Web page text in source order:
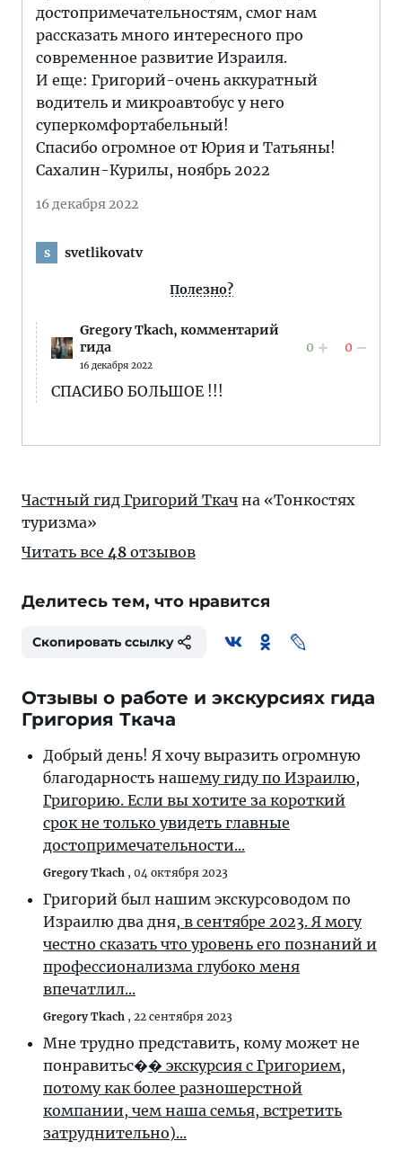
достопримечательностям, смог нам
рассказать много интересного про
современное развитие Израиля.
И еще: Григорий-очень аккуратный
водитель и микроавтобус у него
суперкомфортабельный!
Спасибо огромное от Юрия и Татьяны!
Сахалин-Курилы, ноябрь 2022
16 декабря 2022
s svetlikovatv
Полезно?
Gregory Tkach, комментарий
гида
16 декабря 2022
0 0
СПАСИБО БОЛЬШОЕ !!!
Частный гид Григорий Ткач на «Тонкостях
туризма»
Читать все 48 отзывов
Делитесь тем, что нравится
Скопировать ссылку
Отзывы о работе и экскурсиях гида
Григория Ткача
Добрый день! Я хочу выразить огромную
благодарность нашему гиду по Израилю,
Григорию. Если вы хотите за короткий
срок не только увидеть главные
достопримечательности...
Gregory Tkach , 04 октября 2023
Григорий был нашим экскурсоводом по
Израилю два дня, в сентябре 2023. Я могу
честно сказать что уровень его познаний и
профессионализма глубоко меня
впечатлил...
Gregory Tkach , 22 сентября 2023
Мне трудно представить, кому может не
понравитьс�� экскурсия с Григорием,
потому как более разношерстной
компании, чем наша семья, встретить
затруднительно)...